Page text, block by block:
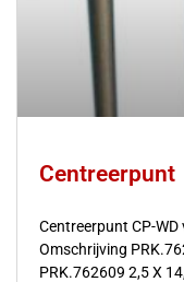
Centreerpunt
Centreerpunt CP-
Omschrijving
PRK.762609 2,5 X